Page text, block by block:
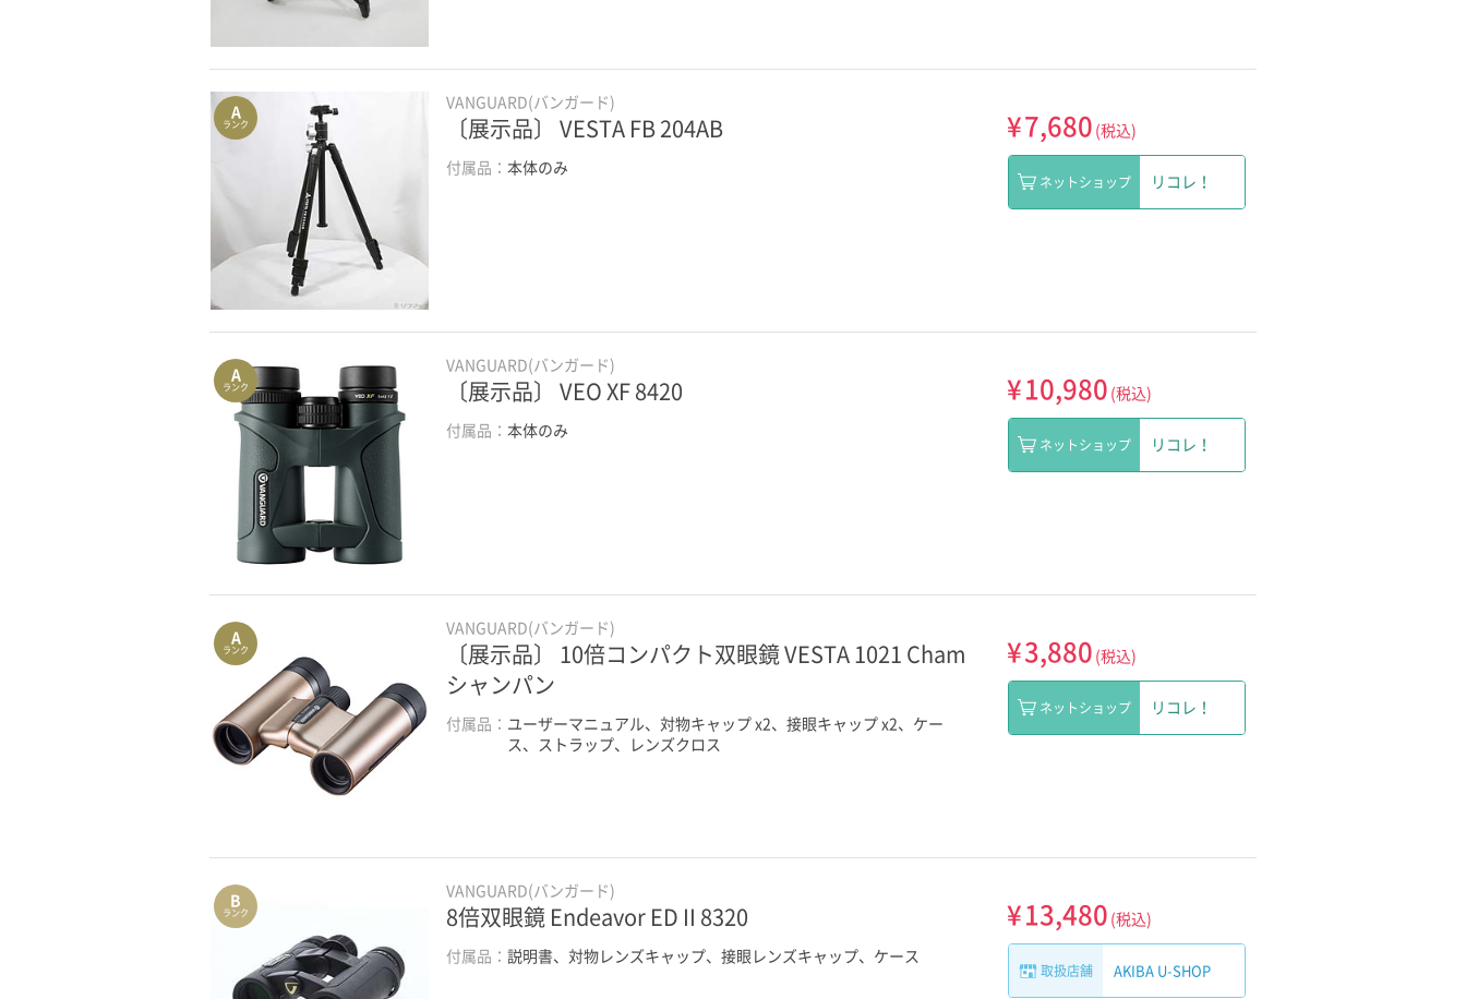
A
ランク
VANGUARD(バンガード)
〔展示品〕 VESTA FB 204AB
付属品：本体のみ
¥7,680 (税込)
ネットショップ リコレ！
A
ランク
VANGUARD(バンガード)
〔展示品〕 VEO XF 8420
付属品：本体のみ
¥10,980 (税込)
ネットショップ リコレ！
A
ランク
VANGUARD(バンガード)
〔展示品〕 10倍コンパクト双眼鏡 VESTA 1021 Cham
シャンパン
付属品： ユーザーマニュアル、対物キャップ x2、接眼キャップ x2、ケー
ス、ストラップ、レンズクロス
¥3,880 (税込)
ネットショップ リコレ！
B
ランク
VANGUARD(バンガード)
8倍双眼鏡 Endeavor ED II 8320
付属品：説明書、対物レンズキャップ、接眼レンズキャップ、ケース
¥13,480 (税込)
取扱店舗 AKIBA U-SHOP